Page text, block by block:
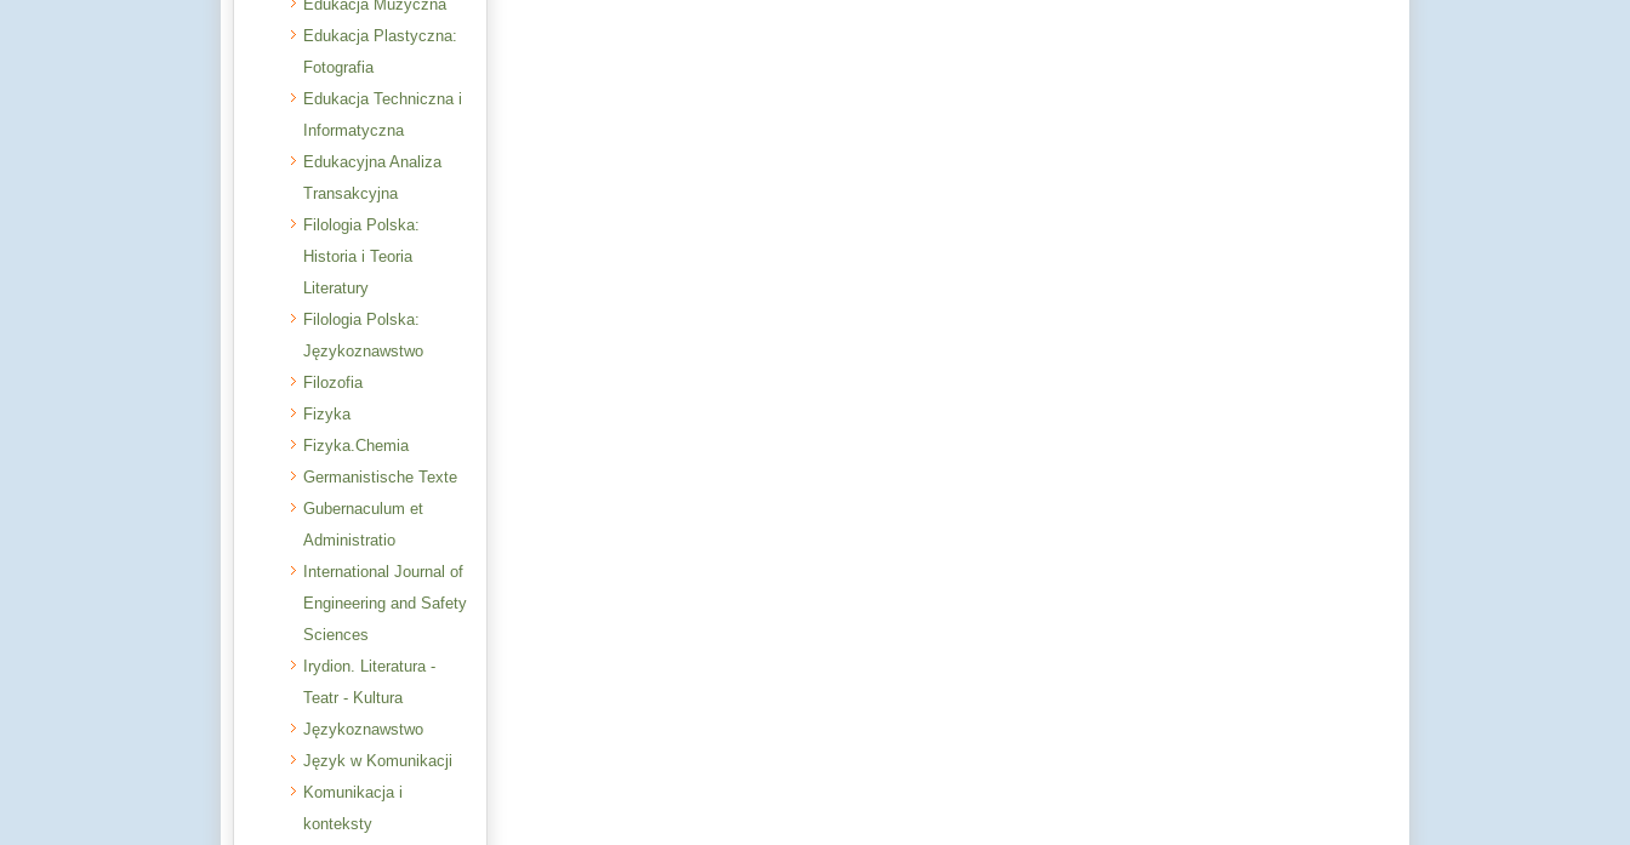
Edukacja Muzyczna
Edukacja Plastyczna:
Fotografia
Edukacja Techniczna i
Informatyczna
Edukacyjna Analiza
Transakcyjna
Filologia Polska:
Historia i Teoria
Literatury
Filologia Polska:
Językoznawstwo
Filozofia
Fizyka
Fizyka.Chemia
Germanistische Texte
Gubernaculum et
Administratio
International Journal of
Engineering and Safety
Sciences
Irydion. Literatura -
Teatr - Kultura
Językoznawstwo
Język w Komunikacji
Komunikacja i
konteksty